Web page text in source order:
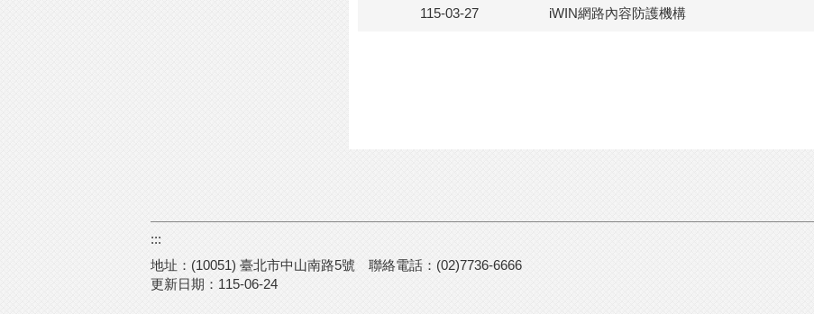
115-03-27 iWIN網路內容防護機構
:::
地址：(10051) 臺北市中山南路5號 聯絡電話：(02)7736-6666
更新日期： 115-06-24